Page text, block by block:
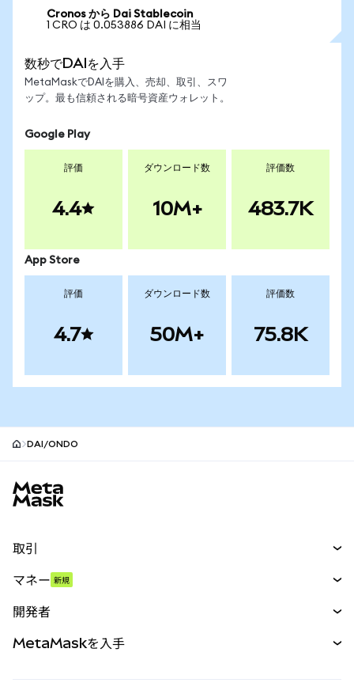
Cronos から Dai Stablecoin
1 CRO は 0.053886 DAI に相当
数秒でDAIを入手
MetaMaskでDAIを購入、売却、取引、スワ
ップ。最も信頼される暗号資産ウォレット。
Google Play
評価
4.4
ダウンロード数
10M+
評価数
483.7K
App Store
評価
4.7
ダウンロード数
50M+
評価数
75.8K
DAI/ONDO
取引
パーペチュアル
RWA
マネー 新規
開発者
MetaMaskを入手